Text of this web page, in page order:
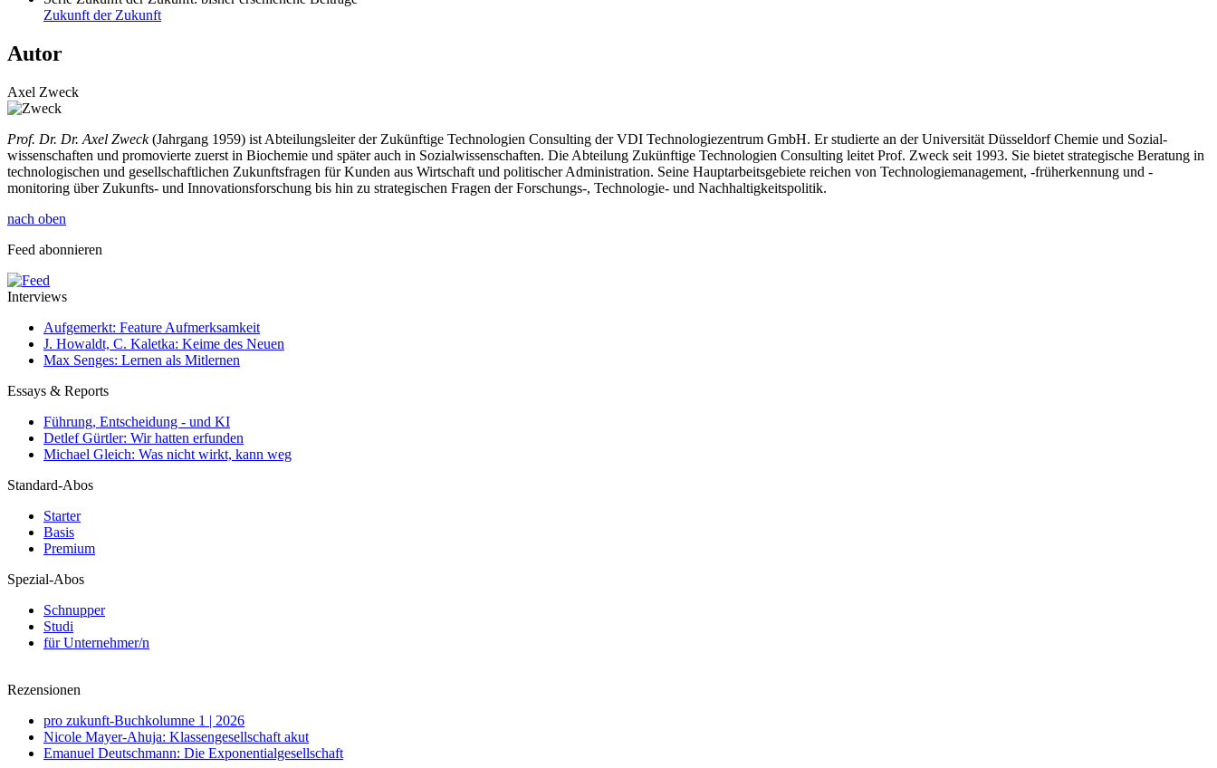
Zukunft der Zukunft
Autor
Axel Zweck
Prof. Dr. Dr. Axel Zweck(Jahrgang 1959) ist Abteilungsleiter der Zukünftige Technologien Consulting der VDI Technologiezentrum GmbH. Er studierte an der Universität Düsseldorf Chemie und Sozial-
wissenschaften und promovierte zuerst in Biochemie und später auch in Sozialwissenschaften. Die Abteilung Zukünftige Technologien Consulting leitet Prof. Zweck seit 1993. Sie bietet strategische Beratung in
technologischen und gesellschaftlichen Zukunftsfragen für Kunden aus Wirtschaft und politischer Administration. Seine Hauptarbeitsgebiete reichen von Technologiemanagement, -früherkennung und -
monitoring über Zukunfts- und Innovationsforschung bis hin zu strategischen Fragen der Forschungs-, Technologie- und Nachhaltigkeitspolitik.
nach oben
Feed abonnieren
Interviews
Aufgemerkt: Feature Aufmerksamkeit
J. Howaldt, C. Kaletka: Keime des Neuen
Max Senges: Lernen als Mitlernen
Essays & Reports
Führung, Entscheidung - und KI
Detlef Gürtler: Wir hatten erfunden
Michael Gleich: Was nicht wirkt, kann weg
Standard-Abos
Starter
Basis
Premium
Spezial-Abos
Schnupper
Studi
für Unternehmer/n
Rezensionen
pro zukunft-Buchkolumne 1 | 2026
Nicole Mayer-Ahuja: Klassengesellschaft akut
Emanuel Deutschmann: Die Exponentialgesellschaft